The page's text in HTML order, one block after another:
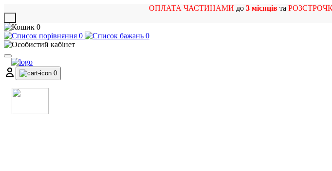
ОПЛАТА ЧАСТИНАМИ до 3 місяцівта
0
0
0
0